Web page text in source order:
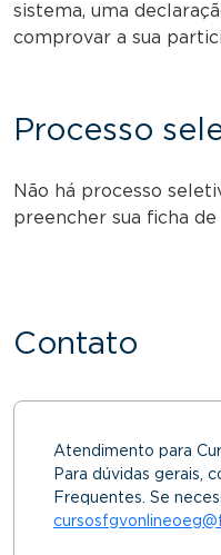
sistema, uma
comprovar a sua
Processo
Não há processo
preencher sua ficha de
Contato
Atendimento para
Para dúvidas gerais,
Frequentes. Se